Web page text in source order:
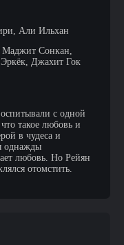
Али Ильхан
Сонкан,
Джахит Гок
с одной
такое любовь и
в чудеса и
однажды
любовь. Но Рейян
отомстить.